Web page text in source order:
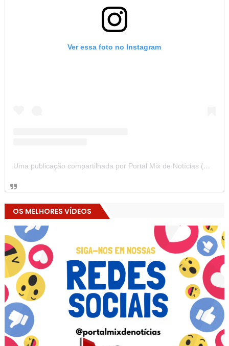
Ver essa foto no Instagram
Uma publicação compartilhada por Portal Mix de Notícias (@portalmixdenoticias)
OS MELHORES VÍDEOS